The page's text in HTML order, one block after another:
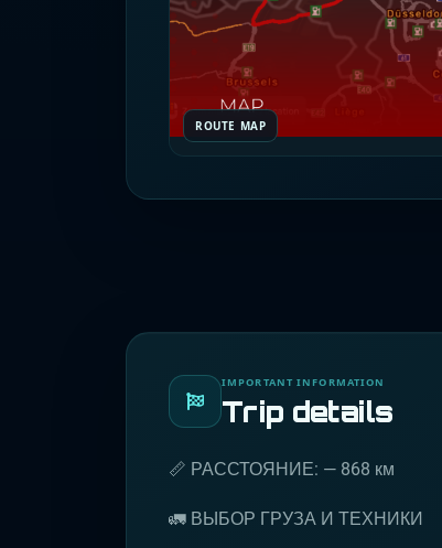
ROUTE MAP
IMPORTANT INFORMATION
Trip details
📏 РАССТОЯНИЕ: — 868 км
🚛 ВЫБОР ГРУЗА И ТЕХНИКИ